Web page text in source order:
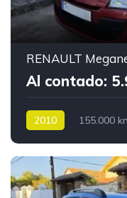
RENAULT
Al contado:
2010 155.000